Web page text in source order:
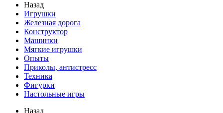
Назад
Игрушки
Железная дорога
Конструктор
Машинки
Мягкие игрушки
Опыты
Приколы, антистресс
Техника
Фигурки
Настольные игры
Назад